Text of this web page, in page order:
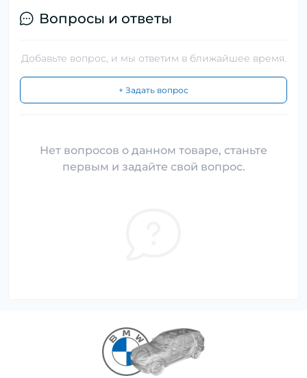
Вопросы и ответы
Добавьте вопрос, и мы ответим в ближайшее время.
+ Задать вопрос
Нет вопросов о данном товаре, станьте
первым и задайте свой вопрос.